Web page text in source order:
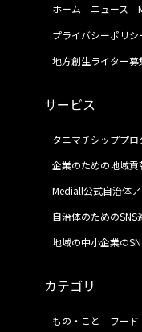
ホーム ニュース
プライバシーポリシ
地方創生ライター募
サービス
タニマチシッププロ
企業のための地域貢
Mediall公式自治体
自治体のための
地域の中小企業の
カテゴリ
もの・こと フード